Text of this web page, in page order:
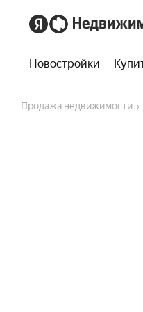
Новостройки
Продажа недвижимости